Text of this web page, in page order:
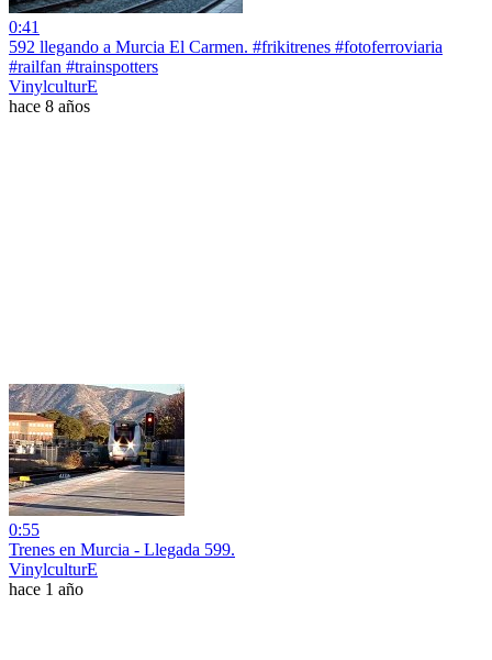
0:41
592 llegando a Murcia El Carmen. #frikitrenes #fotoferroviaria
#railfan #trainspotters
VinylculturE
hace 8 años
0:55
Trenes en Murcia - Llegada 599.
VinylculturE
hace 1 año